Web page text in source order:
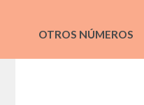
OTROS NÚMEROS